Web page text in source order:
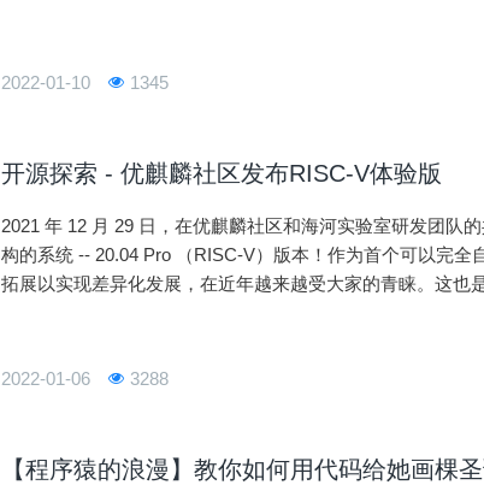
2022-01-10 1345
开源探索 - 优麒麟社区发布RISC-V体验版
2021 年 12 月 29 日，在优麒麟社区和海河实验室研发团队
构的系统 -- 20.04 Pro （RISC-V）版本！作为首个可以完
拓展以实现差异化发展，在近年越来越受大家的青睐。这也
2022-01-06 3288
【程序猿的浪漫】教你如何用代码给她画棵圣